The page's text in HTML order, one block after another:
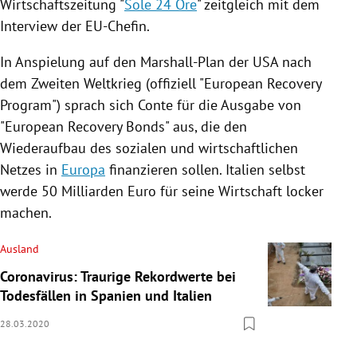
Wirtschaftszeitung "Sole 24 Ore" zeitgleich mit dem
Interview der EU-Chefin.
In Anspielung auf den Marshall-Plan der USAnach
dem Zweiten Weltkrieg (offiziell "European Recovery
Program") sprach sich Conte für die Ausgabe von
"European Recovery Bonds" aus, die den
Wiederaufbau des sozialen und wirtschaftlichen
Netzes in Europa finanzieren sollen. Italien selbst
werde 50 Milliarden Euro für seine Wirtschaft locker
machen.
Ausland
Coronavirus: Traurige Rekordwerte bei
Todesfällen in Spanien und Italien
28.03.2020